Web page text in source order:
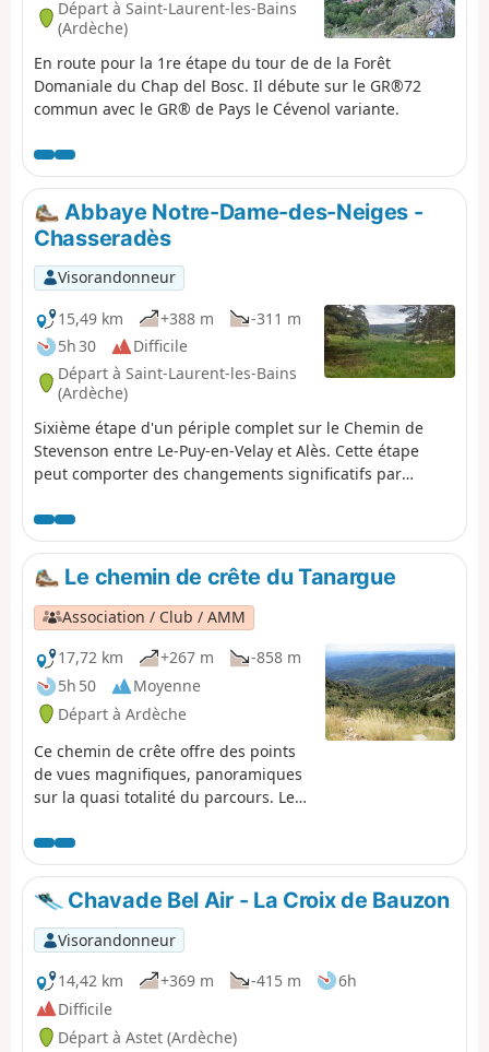
Départ à Saint-Laurent-les-Bains
(Ardèche)
En route pour la 1re étape du tour de de la Forêt
Domaniale du Chap del Bosc. Il débute sur le GR®72
commun avec le GR® de Pays le Cévenol variante.
Abbaye Notre-Dame-des-Neiges -
Chasseradès
Visorandonneur
15,49 km
+388 m
-311 m
5h 30
Difficile
Départ à Saint-Laurent-les-Bains
(Ardèche)
Sixième étape d'un périple complet sur le Chemin de
Stevenson entre Le-Puy-en-Velay et Alès. Cette étape
peut comporter des changements significatifs par
Le chemin de crête du Tanargue
Association / Club / AMM
17,72 km
+267 m
-858 m
5h 50
Moyenne
Départ à Ardèche
Ce chemin de crête offre des points
de vues magnifiques, panoramiques
sur la quasi totalité du parcours. Les
côté sauvage de cette montagne. Une
randonnée à réaliser par très beau
temps pour pleinement profiter des
superbes paysages.
Chavade Bel Air - La Croix de Bauzon
Visorandonneur
14,42 km
+369 m -415 m
6h
Difficile
Départ à Astet (Ardèche)